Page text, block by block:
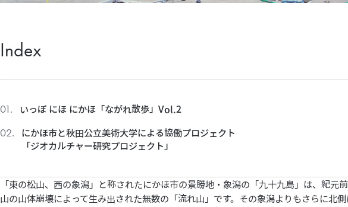
Index
いっぽ にほ にかほ「ながれ散歩」Vol.2
にかほ市と秋田公立美術大学による協働プロジェクト
「ジオカルチャー研究プロジェクト」
「東の松山、西の象潟」と称されたにかほ市の景勝地・象潟の「九十九島」は、紀元
山の山体崩壊によって生み出された無数の「流れ山」です。その象潟よりもさらに北